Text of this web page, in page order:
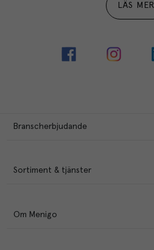
LÄS MER
Branscherbjudande
Sortiment & tjänster
Om Menigo